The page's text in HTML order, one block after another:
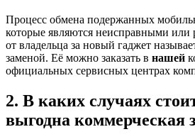
Процесс обмена подержанных
которые являются неисправными или
от владельца за новый гаджет
заменой. Её можно заказать в нашей
официальных сервисных центрах
2. В каких случаях
выгодна коммерческая